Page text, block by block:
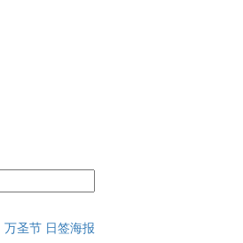
万圣节 日签海报